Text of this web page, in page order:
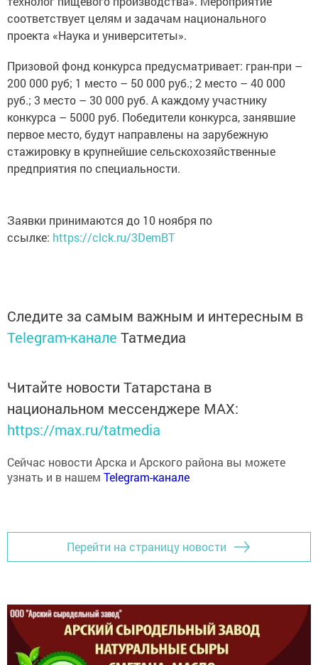
соответствует целям и задачам национального
проекта «Наука и университеты».
200 000 руб; 1 место – 50 000 руб.; 2 место – 40 000
руб.; 3 место – 30 000 руб. А каждому участнику
конкурса – 5000 руб. Победители конкурса, занявшие
первое место, будут направлены на зарубежную
стажировку в крупнейшие сельскохозяйственные
предприятия по специальности.
ссылке:https://clck.ru/3DemBT
Telegram-каналеТатмедиа
Читайте новости Татарстана в
национальном мессенджере MАХ:
https://max.ru/tatmedia
узнать и в нашемTelegram-канале
Перейти на страницу новости